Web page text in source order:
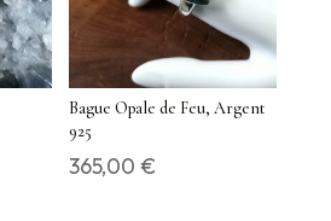
Bague Opale de Feu, Argent
925
365,00€